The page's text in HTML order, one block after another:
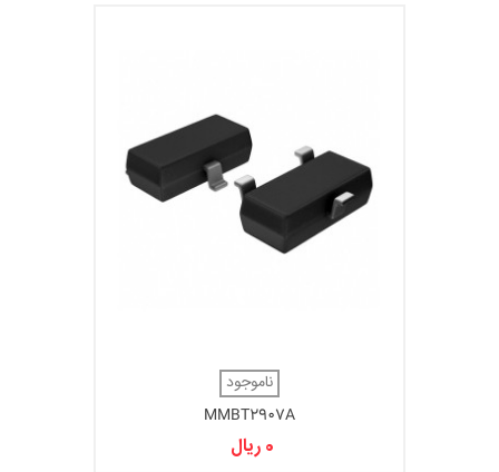
ناموجود
MMBT2907A
0 ریال